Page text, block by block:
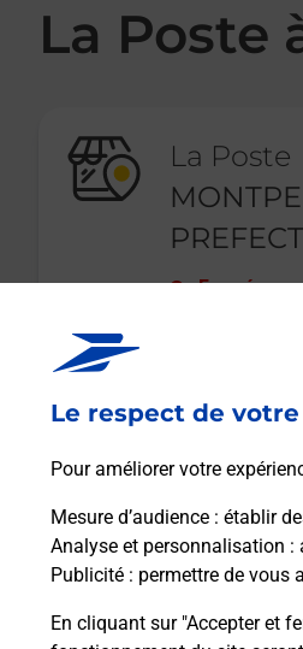
Le respect de
Pour améliorer votre
Mesure d’audience : établir
Analyse et personnalisation :
Publicité : permettre de vous
En cliquant sur "Accepter et
La Poste
La Poste
Fermé-
En savoir